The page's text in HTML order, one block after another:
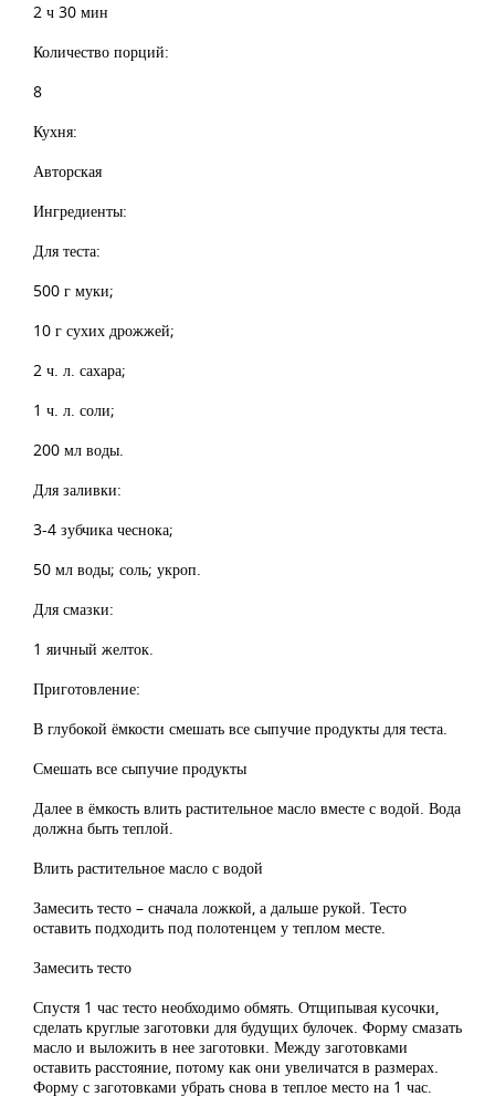
2 ч 30 мин
Количество порций:
8
Кухня:
Авторская
Ингредиенты:
Для теста:
500 г муки;
10 г сухих дрожжей;
2 ч. л. сахара;
1 ч. л. соли;
200 мл воды.
Для заливки:
3-4 зубчика чеснока;
50 мл воды; соль; укроп.
Для смазки:
1 яичный желток.
Приготовление:
В глубокой ёмкости смешать все сыпучие продукты для теста.
Смешать все сыпучие продукты
Далее в ёмкость влить растительное масло вместе с водой. Вода
должна быть теплой.
Влить растительное масло с водой
Замесить тесто – сначала ложкой, а дальше рукой. Тесто
оставить подходить под полотенцем у теплом месте.
Замесить тесто
Спустя 1 час тесто необходимо обмять. Отщипывая кусочки,
сделать круглые заготовки для будущих булочек. Форму смазать
масло и выложить в нее заготовки. Между заготовками
оставить расстояние, потому как они увеличатся в размерах.
Форму с заготовками убрать снова в теплое место на 1 час.